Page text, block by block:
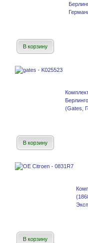
В корзину
(Gates,
В корзину
В корзину